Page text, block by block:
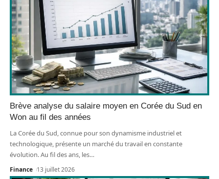
Brève analyse du salaire moyen en Corée du Sud en
Won au fil des années
La Corée du Sud, connue pour son dynamisme industriel et
technologique, présente un marché du travail en constante
évolution. Au fil des ans, les…
Finance 13 juillet 2026